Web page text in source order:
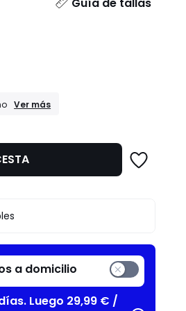
REBAJAS
Ver más
a domicilio
Luego 29,99 € /